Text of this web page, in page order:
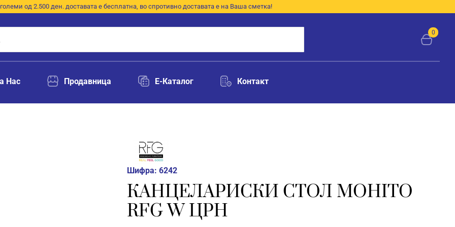
од 2.500 ден. доставата е бесплатна, во спротивно доставата е на Ваша сметка!
0
Нас Продавница E-Каталог Контакт
Шифра: 6242
КАНЦЕЛАРИСКИ СТОЛ MOHITO
RFG W ЦРН